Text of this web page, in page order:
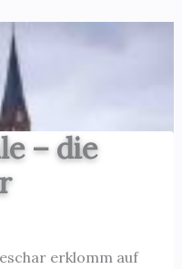
– die
erklomm auf